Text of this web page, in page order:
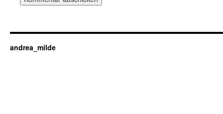
andrea_milde